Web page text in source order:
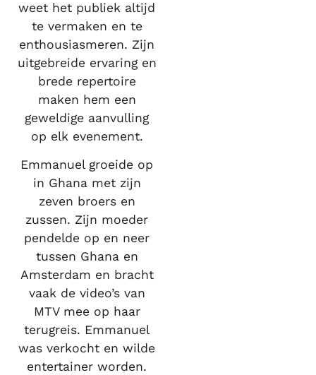
weet het publiek altijd
te vermaken en te
enthousiasmeren. Zijn
uitgebreide ervaring en
brede repertoire
maken hem een
geweldige aanvulling
op elk evenement.
Emmanuel groeide op
in Ghana met zijn
zeven broers en
zussen. Zijn moeder
pendelde op en neer
tussen Ghana en
Amsterdam en bracht
vaak de video’s van
MTV mee op haar
terugreis. Emmanuel
was verkocht en wilde
entertainer worden.